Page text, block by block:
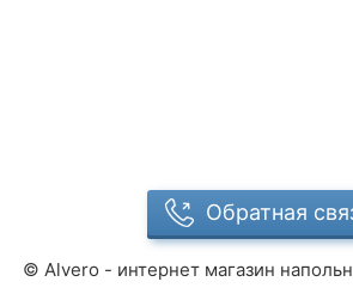
Обратная
© Alvero - интернет магазин